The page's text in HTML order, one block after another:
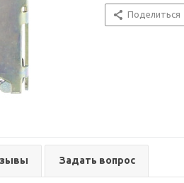
Поделиться
Задать вопрос